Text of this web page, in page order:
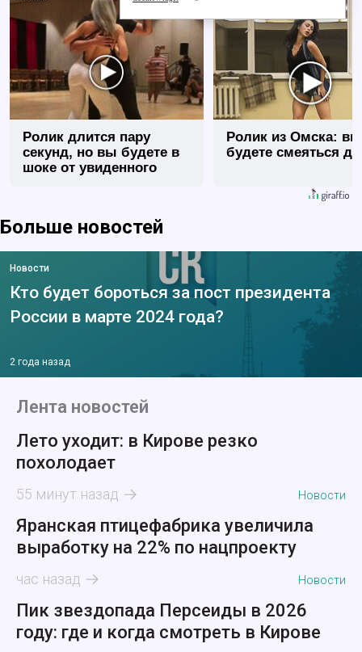
Ролик длится пару
секунд, но вы будете в
шоке от увиденного
Ролик из Омска: вы
будете смеяться
Больше новостей
Новости
Кто будет бороться за пост президента
России в марте 2024 года?
2 года назад
Лента новостей
Лето уходит: в Кирове резко
похолодает
55 минут назад Новости
Яранская птицефабрика увеличила
выработку на 22% по нацпроекту
час назад Новости
Пик звездопада Персеиды в 2026
году: где и когда смотреть в Кирове